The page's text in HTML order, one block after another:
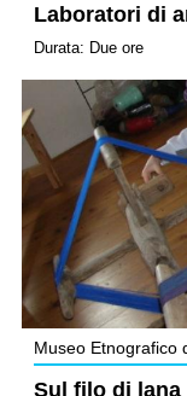
Laboratori di
Durata: Due ore
Museo Etnografico
Sul filo di lana